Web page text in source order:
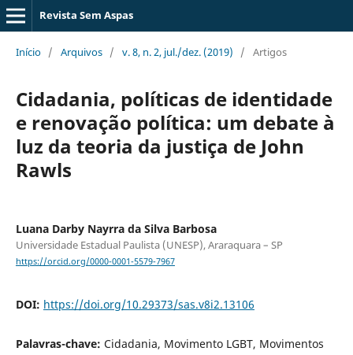
Revista Sem Aspas
Início / Arquivos / v. 8, n. 2, jul./dez. (2019) / Artigos
Cidadania, políticas de identidade
e renovação política: um debate à
luz da teoria da justiça de John
Rawls
Luana Darby Nayrra da Silva Barbosa
Universidade Estadual Paulista (UNESP), Araraquara – SP
https://orcid.org/0000-0001-5579-7967
DOI: https://doi.org/10.29373/sas.v8i2.13106
Palavras-chave: Cidadania, Movimento LGBT, Movimentos